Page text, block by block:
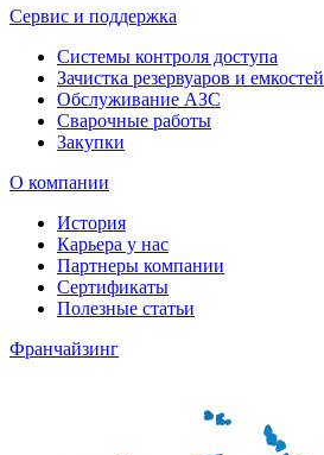
Сервис и поддержка
Системы контроля доступа
Зачистка резервуаров и емкостей
Обслуживание АЗС
Сварочные работы
Закупки
О компании
История
Карьера у нас
Партнеры компании
Сертификаты
Полезные статьи
Франчайзинг